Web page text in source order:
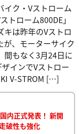
イク・Vストローム
トローム800DE」
は昨年のVストロ
、モーターサイク
間もなく3月24日に
インでVストロー
V-STROM […]
内正式発表！ 新開
破性も強化